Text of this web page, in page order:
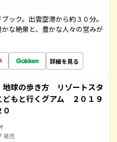
ック。出雲空港から約３０分。
な絶景と、豊かな人々の営みが
詳細を見る
球の歩き方 リゾートスタ
もと行くグアム ２０１９
発売